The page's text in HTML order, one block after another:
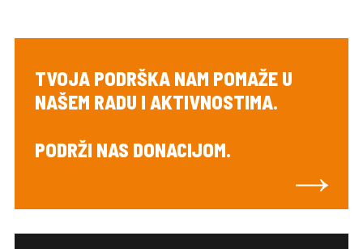
TVOJA PODRŠKA NAM POMAŽE U
NAŠEM RADU I AKTIVNOSTIMA.
PODRŽI NAS DONACIJOM.